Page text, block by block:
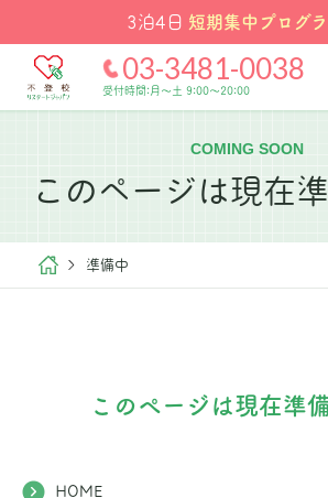
3泊4日 短期集中プログ
03-3481-0038
受付時間:月～土 9:00～20:00
COMING SOON
このページは現在
準備中
このページは現在準
HOME